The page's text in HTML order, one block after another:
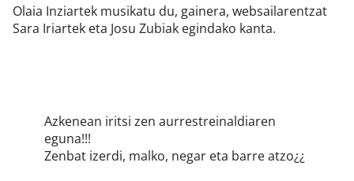
Olaia Inziartek musikatu du, gainera, websailarentzat
Sara Iriartek eta Josu Zubiak egindako kanta.
Azkenean iritsi zen aurrestreinaldiaren
eguna!!!
Zenbat izerdi, malko, negar eta barre atzo¿¿